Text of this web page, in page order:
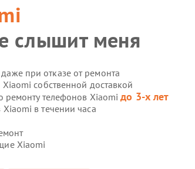
слышит меня
даже при отказе от ремонта
собственной доставкой
ремонту телефонов Xiaomiдо 3-х лет
в течении часа
Xiaomi